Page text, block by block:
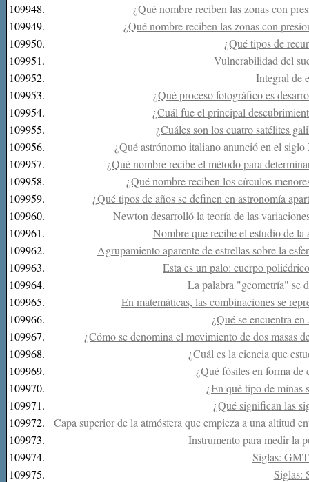
109948.
¿Qué nombre reciben las zonas con
109949.
¿Qué nombre reciben las zonas con
109950.
¿Qué tipos de
109951.
Vulnerabilidad del
109952.
Integral de
109953.
¿Qué proceso fotográfico es
109954.
¿Cuál fue el principal
109955.
¿Cuáles son los cuatro satélites
109956.
¿Qué astrónomo italiano anunció en el
109957.
¿Qué nombre recibe el método para
109958.
¿Qué nombre reciben los círculos
109959.
¿Qué tipos de años se definen en astronomía
109960.
Newton desarrolló la teoría de las
109961.
Nombre que recibe el estudio de
109962.
Agrupamiento aparente de estrellas sobre la
109963.
Esta es un palo: cuerpo
109964.
La palabra "geometría" se
109965.
En matemáticas, las combinaciones se
109966.
¿Qué se encuentra
109967.
¿Cómo se denomina el movimiento de dos masas
109968.
¿Cuál es la ciencia que
109969.
¿Qué fósiles en forma de
109970.
¿En qué tipo de minas
109971.
¿Qué significan las
109972.
Capa superior de la atmósfera que empieza a una altitud
109973.
Instrumento para medir la
109974.
Siglas:
109975.
Siglas: